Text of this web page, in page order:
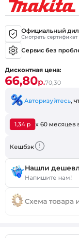
Официальный
Смотреть сертификат
Сервис без
Дисконтная цена:
66,80р.70,30
Авторизуйтесь,
1,34 р x 60 месяцев
Кешбэк
Нашли
Напишите нам!
Схема товара